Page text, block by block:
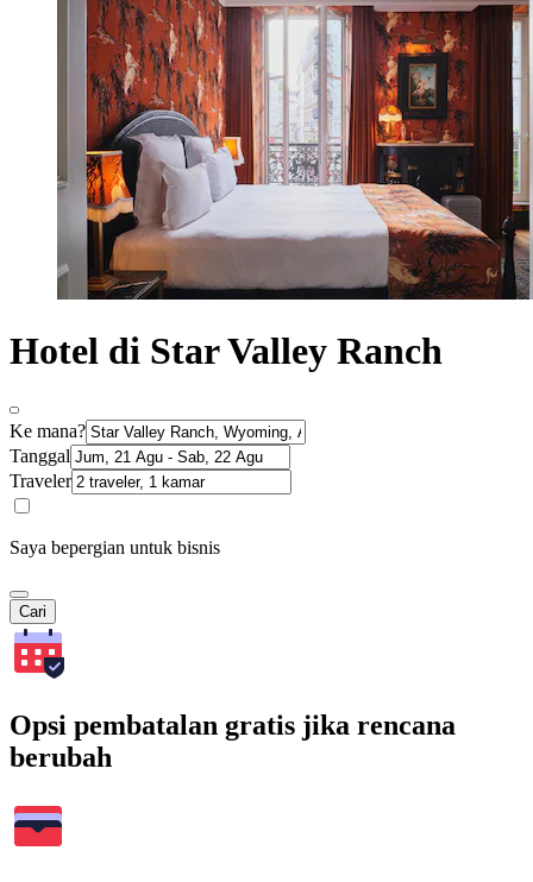
Hotel di Star Valley Ranch
Ke mana?
Tanggal
Traveler
Saya bepergian untuk bisnis
Cari
Opsi pembatalan gratis jika rencana
berubah